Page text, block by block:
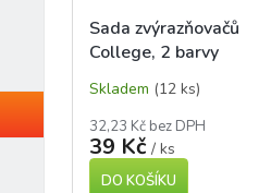
ů
d
u
k
t
ů
Sada zvýrazňovačů
College, 2 barvy
(oranžový a žlutý)
Skladem (12 ks)
32,23 Kč bez DPH
39 Kč / ks
DO KOŠÍKU